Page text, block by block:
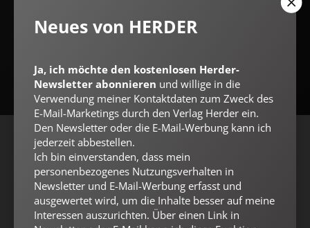
AGB und Widerrufsbelehrung
Impressum
Vertrag widerrufen Abo online kündigen
Neues von HERDER
Ja, ich möchte den kostenlosen Herder-
Newsletter abonnieren und willige in die
Verwendung meiner Kontaktdaten zum Zweck des
E-Mail-Marketings durch den Verlag Herder ein.
Den Newsletter oder die E-Mail-Werbung kann ich
jederzeit abbestellen.
Ich bin einverstanden, dass mein
personenbezogenes Nutzungsverhalten in
Newsletter und E-Mail-Werbung erfasst und
ausgewertet wird, um die Inhalte besser auf meine
Interessen auszurichten. Über einen Link in